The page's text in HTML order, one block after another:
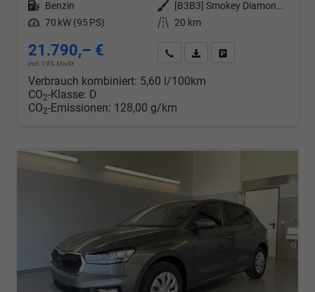
Kraftstoff Benzin Außenfarbe
[B3B3] Smokey Diamond-Silber Metallic
Leistung 70 kW (95 PS) Kilometerstand 20 km
21.790,– €
incl. 19% MwSt.
Wir rufen Sie anPDF-Datei, Fahrzeugexposé
Verbrauch kombiniert: 5,60 l/100km
CO2-Klasse: D
CO2-Emissionen: 128,00 g/km